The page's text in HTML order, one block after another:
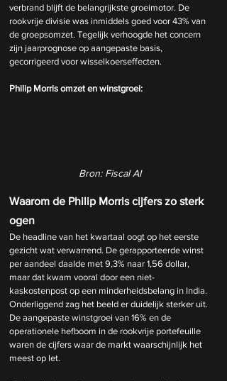
verbrand blijft de belangrijkste groeimotor. De
rookvrije divisie was inmiddels goed voor 43% van
de groepsomzet. Tegelijk verhoogde het concern
zijn jaarprognose op aangepaste basis,
gecorrigeerd voor wisselkoerseffecten.
Philip Morris omzet en winstgroei:
Bron: Fiscal AI
Waarom de Philip Morris cijfers zo sterk
ogen
De headline van het kwartaal oogt op het eerste
gezicht wat verwarrend. De gerapporteerde winst
per aandeel daalde met 9,3% naar 1,56 dollar,
maar dat kwam vooral door een niet-
kaskostenpost op een minderheidsbelang in India.
Onderliggend zag het beeld er duidelijk sterker uit.
De aangepaste winstgroei van 16% en de
operationele hefboom in de rookvrije portefeuille
waren de cijfers waar de markt waarschijnlijk het
meest op let.